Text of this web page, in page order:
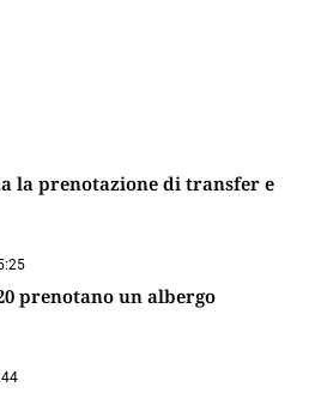
la prenotazione di transfer e
prenotano un albergo